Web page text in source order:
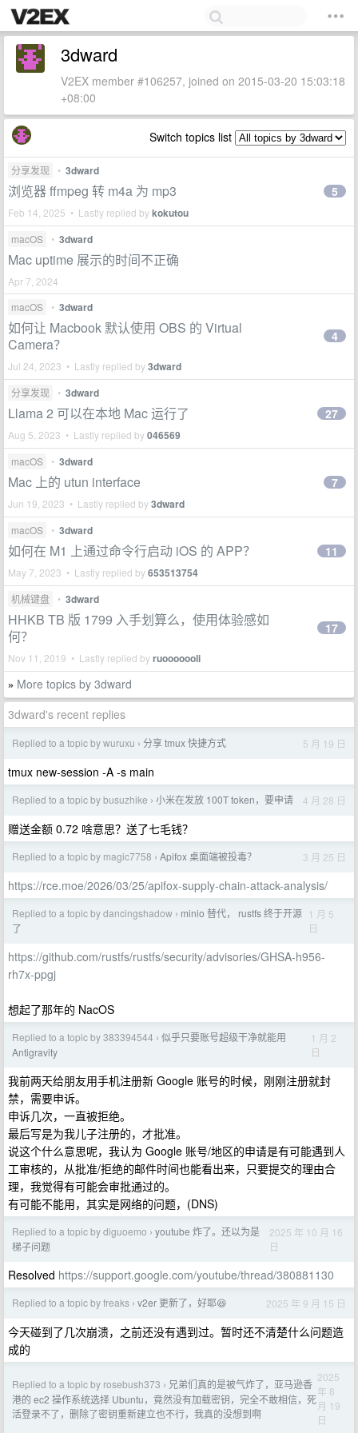
3dward
V2EX member #106257, joined on 2015-03-20 15:03:18
+08:00
Switch topics list
分享发现 • 3dward
浏览器 ffmpeg 转 m4a 为 mp3
Feb 14, 2025 • Lastly replied bykokutou
5
macOS • 3dward
Mac uptime 展示的时间不正确
Apr 7, 2024
macOS
• 3dward
如何让 Macbook 默认使用 OBS 的 Virtual
Camera？
Jul 24, 2023 • Lastly replied by3dward
4
分享发现 • 3dward
Llama 2 可以在本地 Mac 运行了
Aug 5, 2023 • Lastly replied by046569
27
macOS • 3dward
Mac 上的 utun interface
Jun 19, 2023 • Lastly replied by3dward
7
macOS • 3dward
如何在 M1 上通过命令行启动 iOS 的 APP？
May 7, 2023 • Lastly replied by653513754
11
机械键盘 • 3dward
HHKB TB 版 1799 入手划算么，使用体验感如
何？
Nov 11, 2019 • Lastly replied byruooooooli
17
» More topics by 3dward
3dward's recent replies
Replied to a topic by wuruxu › 分享 tmux 快捷方式 5 月 19 日
tmux new-session -A -s main
Replied to a topic by busuzhike › 小米在发放 100T token，要申请 4 月 28 日
赠送金额 0.72 啥意思？送了七毛钱？
Replied to a topic by magic7758 › Apifox 桌面端被投毒？ 3 月 25 日
https://rce.moe/2026/03/25/apifox-supply-chain-attack-analysis/
Replied to a topic by dancingshadow › minio 替代， rustfs 终于开源
了
1 月 5
日
https://github.com/rustfs/rustfs/security/advisories/GHSA-h956-
rh7x-ppgj
想起了那年的 NacOS
Replied to a topic by 383394544 › 似乎只要账号超级干净就能用
Antigravity
1 月 2
日
我前两天给朋友用手机注册新 Google 账号的时候，刚刚注册就封
禁，需要申诉。
申诉几次，一直被拒绝。
最后写是为我儿子注册的，才批准。
说这个什么意思呢，我认为 Google 账号/地区的申请是有可能遇到人
工审核的，从批准/拒绝的邮件时间也能看出来，只要提交的理由合
理，我觉得有可能会审批通过的。
有可能不能用，其实是网络的问题，(DNS)
Replied to a topic by diguoemo › youtube 炸了。还以为是
梯子问题
2025 年 10 月 16
日
Resolved https://support.google.com/youtube/thread/380881130
Replied to a topic by freaks › v2er 更新了，好耶😆 2025 年 9 月 15 日
今天碰到了几次崩溃，之前还没有遇到过。暂时还不清楚什么问题造
成的
Replied to a topic by rosebush373 › 兄弟们真的是被气炸了，亚马逊香
港的 ec2 操作系统选择 Ubuntu，竟然没有加载密钥，完全不敢相信，死
活登录不了，删除了密钥重新建立也不行，我真的没想到啊
2025
年 8
月 19
日